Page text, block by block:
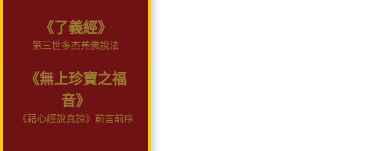
《了義經》
第三世多杰羌佛說法
《無上珍寶之福
音》
《藉心經說真諦》前言前序